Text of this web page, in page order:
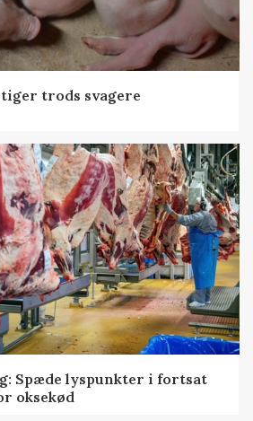
trods svagere
Spæde lyspunkter i fortsat
oksekød